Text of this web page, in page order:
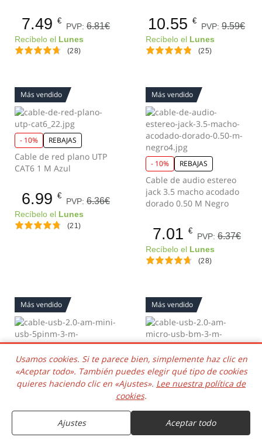
7.49 €
PVP: 6.81€
Recíbelo el Lunes
(28)
10.55 €
PVP: 9.59€
Recíbelo el Lunes
(25)
Más vendido
- 10% REBAJAS
Cable de red plano UTP
CAT6 1 M Azul
6.99 €
PVP: 6.36€
Recíbelo el Lunes
(21)
Más vendido
- 10% REBAJAS
Cable de audio estereo
jack 3.5 macho acodado
dorado 0.50 M Negro
7.01 €
PVP: 6.37€
Recíbelo el Lunes
(28)
Más vendido
- 10% REBAJAS
Cable Mini USB carga y
sincronizacion 3 M Negro
PVP:7.36€
Recíbelo elLunes
Más vendido
- 10% REBAJAS
Cable Micro USB carga y
sincronizacion 3 M Negro
8 PVP:7.27€
Recíbelo elLunes
Usamos cookies. Si te parece bien, simplemente haz clic en
«Aceptar todo». También puedes elegir qué tipo de cookies
quieres haciendo clic en «Ajustes». Lee nuestra política de
cookies.
Ajustes Aceptar todo